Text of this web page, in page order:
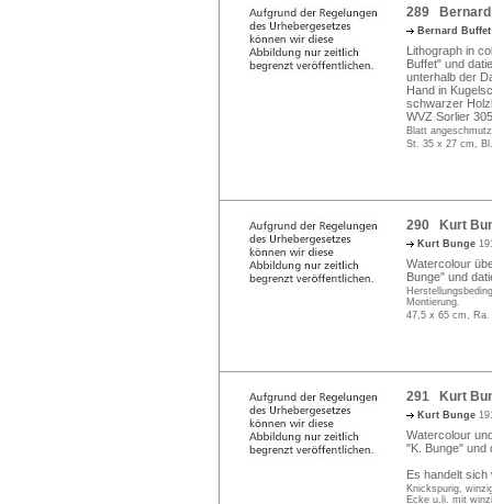
289 Bernard
Bernard
Lithograph in
Buffet" und
unterhalb der
Hand in
schwarzer
WVZ Sorlier
Blatt
St. 35 x 27 cm,
290 Kurt
Kurt Bunge
Watercolour
Bunge" und
Montierung.
47,5 x 65 cm,
291 Kurt
Kurt Bunge
Watercolour
"K. Bunge" und
Es handelt sich
Knickspurig,
Ecke u.li. mit